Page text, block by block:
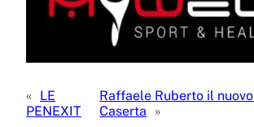
« LE
PENEXIT
Raffaele Ruberto il
Caserta
»